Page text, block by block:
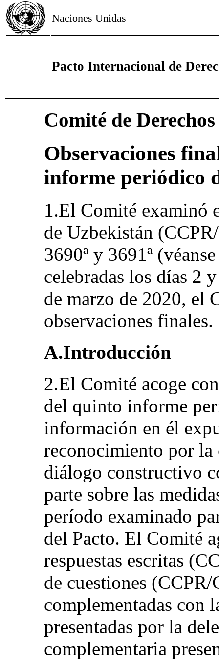
Naciones Unidas
Pacto Internacional de
Comité de
Observaciones
informe periódico
1.El Comité examinó
de Uzbekistán
3690ª y 3691ª
celebradas los días 2
de marzo de 2020, el
observaciones finales.
A.Introducción
2.El Comité acoge
del quinto informe
información en él
reconocimiento por
diálogo constructivo
parte sobre las
período examinado
del Pacto. El Comité
respuestas escritas
de cuestiones
complementadas con
presentadas por la
complementaria